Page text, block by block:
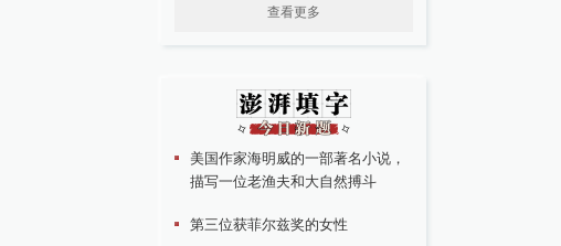
查看更多
美国作家海明威的一部著名小说，
描写一位老渔夫和大自然搏斗
第三位获菲尔兹奖的女性